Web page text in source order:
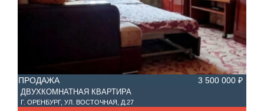
ПРОДАЖА 3 500 000 ₽
ДВУХКОМНАТНАЯ КВАРТИРА
Г. ОРЕНБУРГ, УЛ. ВОСТОЧНАЯ, Д.27